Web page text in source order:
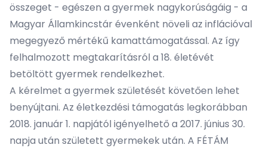
összeget - egészen a gyermek nagykorúságáig - a
Magyar Államkincstár évenként növeli az inflációval
megegyező mértékű kamattámogatással. Az így
felhalmozott megtakarításról a 18. életévét
betöltött gyermek rendelkezhet.
A kérelmet a gyermek születését követően lehet
benyújtani. Az életkezdési támogatás legkorábban
2018. január 1. napjától igényelhető a 2017. június 30.
napja után született gyermekek után. A FÉTÁM